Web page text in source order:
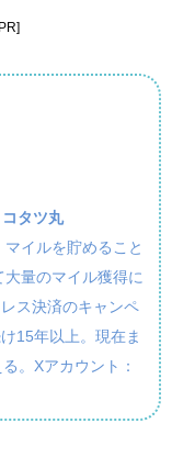
タツ丸
イルを貯めること
量のマイル獲得に
ス決済のキャンペ
15年以上。現在ま
。Xアカウント：